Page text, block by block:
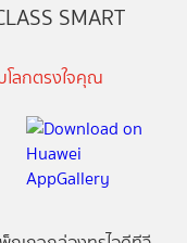
SMART
โลกตรงใจคุณ